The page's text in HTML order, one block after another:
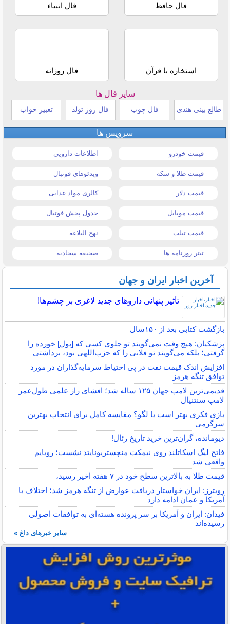
فال حافظ فال انبیاء
استخاره با قرآن فال روزانه
سایر فال ها
طالع بینی هندی فال چوب فال روز تولد تعبیر خواب
سرویس ها
قیمت خودرو اطلاعات دارویی
قیمت طلا و سکه ویدئوهای فوتبال
قیمت دلار کالری مواد غذایی
قیمت موبایل جدول پخش فوتبال
قیمت تبلت نهج البلاغه
تیتر روزنامه ها صحیفه سجادیه
آخرین اخبار ایران و جهان
تأثیر پنهانی داروهای جدید لاغری بر چشم‌ها!
بازگشت کتابی بعد از ۱۵۰سال
پزشکیان: هیچ وقت نمی‌گویند تو جلوی کسی که [پول] خورده را
گرفتی؛ بلکه می‌گویند تو فلانی را که حزب‌اللهی بود، برداشتی
افزایش اندک قیمت نفت در پی احتیاط سرمایه‌گذاران در مورد
توافق تنگه هرمز
قدیمی‌ترین لامپ جهان ۱۲۵ ساله شد؛ افشای راز علمی طول‌عمر
لامپ سنتنیال
بازی فکری بهتر است یا لگو؟ مقایسه کامل برای انتخاب بهترین
سرگرمی
دیومانده، گران‌ترین خرید تاریخ رئال!
فاتح لیگ اسکاتلند روی نیمکت منچستریونایتد نشست؛ رویایم
واقعی شد
قیمت طلا به بالاترین سطح خود در ۷ هفته اخیر رسید،
رویترز: ایران خواستار دریافت عوارض از تنگه هرمز شد؛ اختلاف با
آمریکا و عمان ادامه دارد
فیدان: ایران و آمریکا بر سر پرونده هسته‌ای به توافقات اصولی
رسیده‌اند
سایر خبرهای داغ »